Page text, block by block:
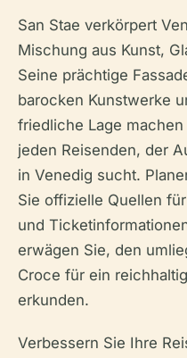
San Stae verkörpert
Mischung aus Kunst,
Seine prächtige
barocken Kunstwerke
friedliche Lage
jeden Reisenden, der
in Venedig sucht.
Sie offizielle Quellen
und
erwägen Sie, den
Croce für ein
erkunden.
Verbessern Sie Ihre